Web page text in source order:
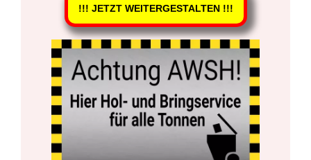
!!! JETZT WEITERGESTALTEN !!!